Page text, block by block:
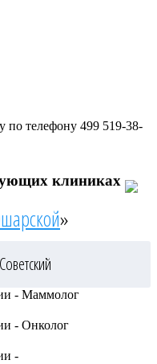
по телефону 499 519-38-
клиниках
»
- Маммолог
- Онколог
-